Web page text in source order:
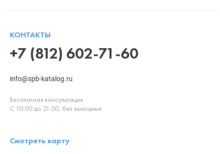
КОНТАКТЫ
+7 (812) 602-71-60
info@spb-katalog.ru
Бесплатная консультация
С 10:00 до 21:00, без выходных
Смотреть карту